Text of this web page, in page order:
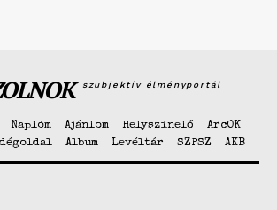
szubjektív élményportál
Naplóm Ajánlom Helyszínelő
ArcOK
Album Levéltár SZPSZ AKB